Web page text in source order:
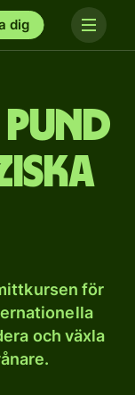
dig
för
och växla